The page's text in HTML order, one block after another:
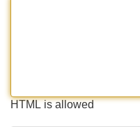
HTML is allowed